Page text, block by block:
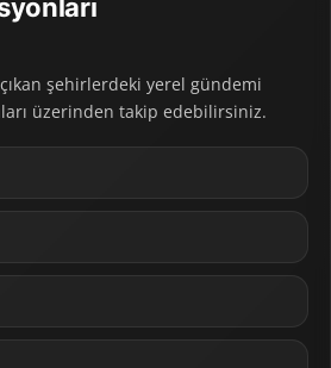
şehirlerdeki yerel gündemi
üzerinden takip edebilirsiniz.